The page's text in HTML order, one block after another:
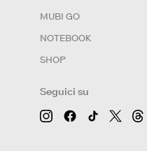
Seguici su
MUBI GO
NOTEBOOK
SHOP